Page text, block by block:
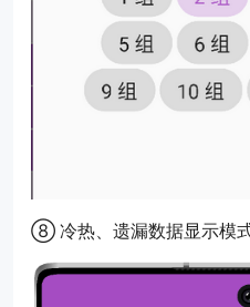
⑧ 冷热、遗漏数据显示模